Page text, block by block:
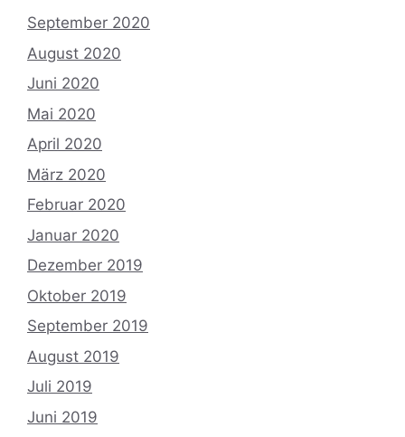
September 2020
August 2020
Juni 2020
Mai 2020
April 2020
März 2020
Februar 2020
Januar 2020
Dezember 2019
Oktober 2019
September 2019
August 2019
Juli 2019
Juni 2019